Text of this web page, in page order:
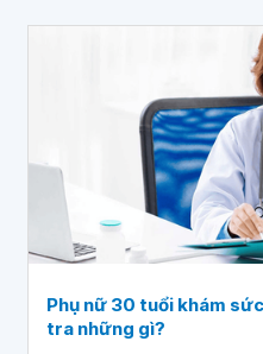
Phụ nữ 30 tuổi khám
tra những gì?